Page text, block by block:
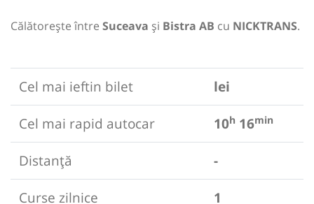
Călătorește între Suceava și Bistra AB cu NICKTRANS.
Cel mai ieftin bilet
lei
Cel mai rapid autocar
10h 16min
Distanță
-
Curse zilnice
1